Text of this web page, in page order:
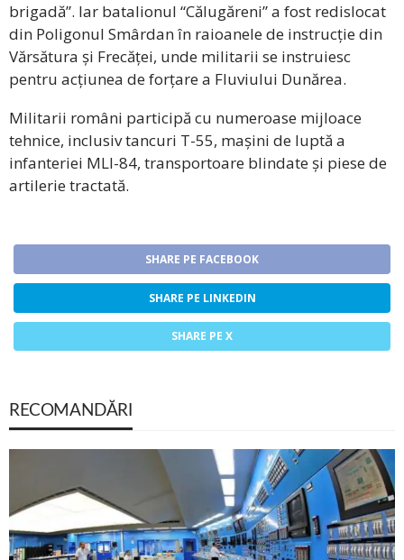
brigadă”. Iar batalionul “Călugăreni” a fost redislocat
din Poligonul Smârdan în raioanele de instrucție din
Vărsătura și Frecăței, unde militarii se instruiesc
pentru acțiunea de forțare a Fluviului Dunărea.
Militarii români participă cu numeroase mijloace
tehnice, inclusiv tancuri T-55, mașini de luptă a
infanteriei MLI-84, transportoare blindate și piese de
artilerie tractată.
SHARE PE FACEBOOK
SHARE PE LINKEDIN
SHARE PE X
RECOMANDĂRI